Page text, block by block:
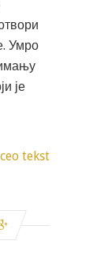
Умро
је
tekst